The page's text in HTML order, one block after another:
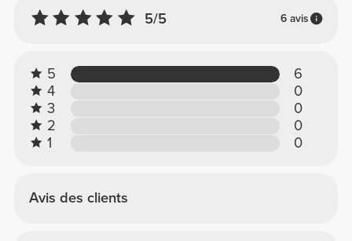
5/5 6 avis
5
6
4
0
3
0
2
0
1
0
Avis des clients